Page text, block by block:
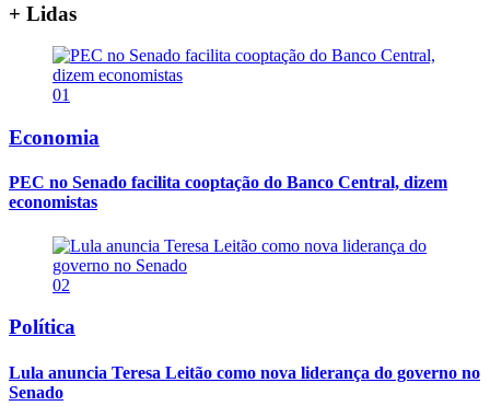
+ Lidas
01
Economia
PEC no Senado facilita cooptação do Banco Central, dizem
economistas
02
Política
Lula anuncia Teresa Leitão como nova liderança do governo no
Senado